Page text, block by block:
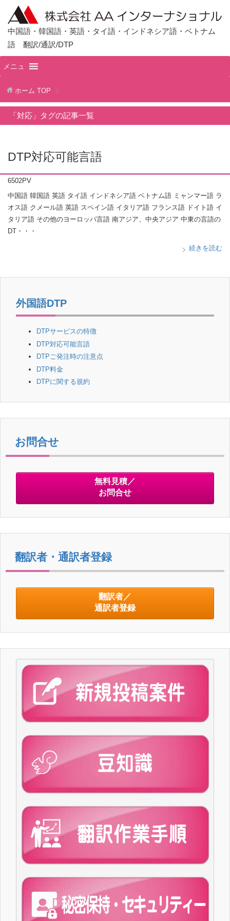
中国語・韓国語・英語・タイ語・インドネシア語・ベトナム
語 翻訳/通訳/DTP
メニュ
ホーム TOP
「対応」タグの記事一覧
DTP対応可能言語
6502PV
中国語 韓国語 英語 タイ語 インドネシア語 ベトナム語 ミャンマー語 ラ
オス語 クメール語 英語 スペイン語 イタリア語 フランス語 ドイト語 イ
タリア語 その他のヨーロッパ言語 南アジア、中央アジア 中東の言語の
DT・・・
続きを読む
外国語DTP
DTPサービスの特徴
DTP対応可能言語
DTPご発注時の注意点
DTP料金
DTPに関する規約
お問合せ
無料見積／
お問合せ
翻訳者・通訳者登録
翻訳者／
通訳者登録